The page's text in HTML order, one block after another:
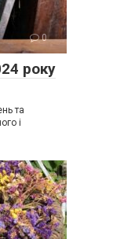
0
року
та
і